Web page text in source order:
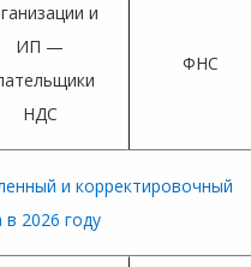
и
ИП —
НДС
ФНС
и корректировочный
в 2026 году